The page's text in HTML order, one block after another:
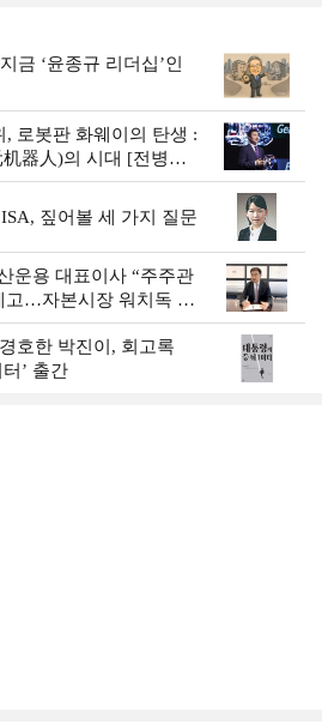
금 ‘윤종규 리더십’인
, 로봇판 화웨이의 탄생 :
器人)의 시대 [전병서
트⑬]
짚어볼 세 가지 질문
운용 대표이사 “주주관
고…자본시장 워치독 역
호한 박진이, 회고록
’ 출간